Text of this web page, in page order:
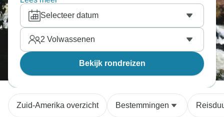
Selecteer datum
2 Volwassenen
Bekijk rondreizen
Zuid-Amerika overzicht Bestemmingen